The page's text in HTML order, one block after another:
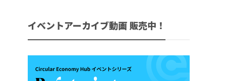
イベントアーカイブ動画 販売中！